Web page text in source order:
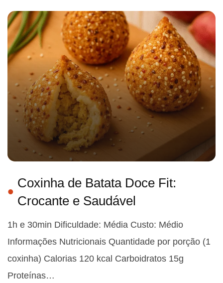
Coxinha de Batata Doce Fit:
Crocante e Saudável
1h e 30min Dificuldade: Média Custo: Médio
Informações Nutricionais Quantidade por porção (1
coxinha) Calorias 120 kcal Carboidratos 15g
Proteínas…